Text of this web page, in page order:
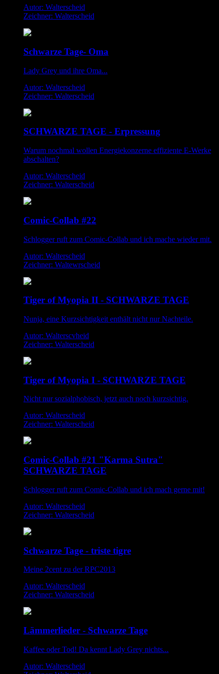
Autor: Walterscheid
Zeichner: Walterscheid
Schwarze Tage- Oma
Lady Grey und ihre Oma...
Autor: Walterscheid
Zeichner: Walterscheid
SCHWARZE TAGE - Erpressung
Warum nochmal wollen Energiekonzerne effiziente E-Werke
abschalten?
Autor: Walterscheid
Zeichner: Walterscheid
Comic-Collab #22
Schlogger ruft zum Comic-Collab und ich mache wieder mit.
Autor: Walterscheid
Zeichner: Waltewrscheid
Tiger of Myopia II - SCHWARZE TAGE
Nunja, eine Kurzsichtigkeit enthält nicht nur Nachteile.
Autor: Walterscvheid
Zeichner: Walterscheid
Tiger of Myopia I - SCHWARZE TAGE
Nicht nur sozialphobisch, jetzt auch noch kurzsichtig.
Autor: Walterscheid
Zeichner: Walterscheid
Comic-Collab #21 "Karma Sutra"
SCHWARZE TAGE
Schlogger ruft zum Comic-Collab und ich mach gerne mit!
Autor: Walterscheid
Zeichner: Walterscheid
Schwarze Tage - triste tigre
Meine 2cent zu der RPC2013
Autor: Walterscheid
Zeichner: Walterscheid
Lämmerlieder - Schwarze Tage
Kaffee oder Tod! Da kennt Lady Grey nichts...
Autor: Walterscheid